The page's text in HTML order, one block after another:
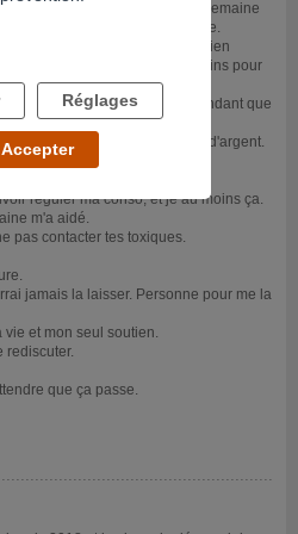
de commencer un taf de 25h/semaine
et je me force sinon je sombre.
snapchat et j'ai réussi à ne rien
J'ai fait des pieds et des mains pour
me déchire la tête.
me bourre de ceresta en attendant que
pas de sorties puisque pas d'argent.
les dettes et je n'arrive pas
la merde.
reguler ma conso, et je au moins ça.
m'a aidé.
pas contacter tes toxiques.
jamais la laisser. Personne pour me la
et mon seul soutien.
rediscuter.
que ça passe.
Réglages
Accepter